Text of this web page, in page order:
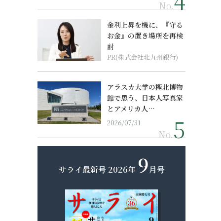
No.
金利上昇を機に、『守る
お金』の置き場所を再検
討
PR(株式会社北九州銀行)
アラスカ大学の極北博物
館で思う、日本人写真家
とアメリカ人…
2026/07/31
No.
サライ最新号 2026年 9月号